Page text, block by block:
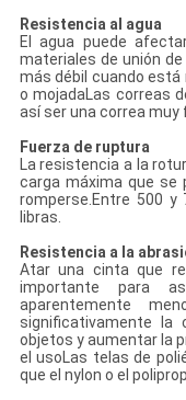
Resistencia al agua
El agua puede
materiales de unión
más débil cuando
o mojadaLas correas
así ser una correa
Fuerza de ruptura
La resistencia a la
carga máxima que se
romperse.Entre 500 y
libras.
Resistencia a la
Atar una cinta que
importante para
aparentemente
significativamente la
objetos y aumentar la
el usoLas telas de
que el nylon o el